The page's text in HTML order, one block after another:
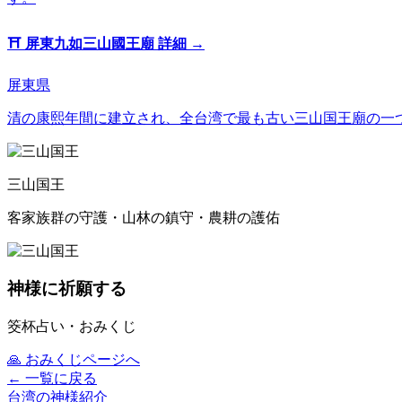
⛩️ 屏東九如三山國王廟 詳細 →
屏東県
清の康熙年間に建立され、全台湾で最も古い三山国王廟の
三山国王
客家族群の守護・山林の鎮守・農耕の護佑
神様に祈願する
筊杯占い・おみくじ
🙏 おみくじページへ
← 一覧に戻る
台湾の神様紹介